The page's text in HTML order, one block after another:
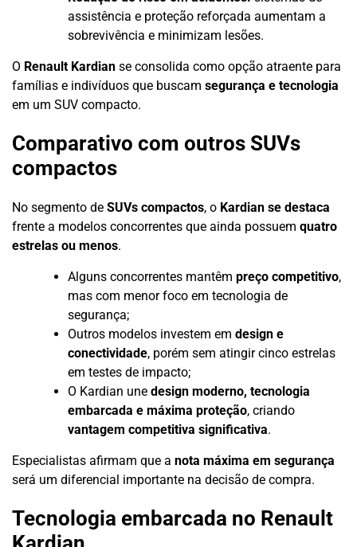
assistência e proteção reforçada aumentam a
sobrevivência e minimizam lesões.
O Renault Kardian se consolida como opção atraente para
famílias e indivíduos que buscam segurança e tecnologia
em um SUV compacto.
Comparativo com outros SUVs
compactos
No segmento de SUVs compactos, o Kardian se destaca
frente a modelos concorrentes que ainda possuem quatro
estrelas ou menos.
Alguns concorrentes mantêm preço competitivo,
mas com menor foco em tecnologia de
segurança;
Outros modelos investem em design e
conectividade, porém sem atingir cinco estrelas
em testes de impacto;
O Kardian une design moderno, tecnologia
embarcada e máxima proteção, criando
vantagem competitiva significativa.
Especialistas afirmam que a nota máxima em segurança
será um diferencial importante na decisão de compra.
Tecnologia embarcada no Renault